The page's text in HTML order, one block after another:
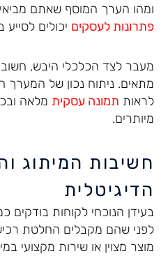
ומהו הערך המוסף שאתם
פתרונות לעסקים יכולים לסייע
מעבר לצד הכלכלי היבש, חשוב
מתאים. ניתוח נכון של
לראות תמונה עסקית מלאה
מיותרים.
חשיבות המיתוג
הדיגיטלית
בעידן הנוכחי לקוחות
לפני שהם מקבלים החלטת
מוצר מצוין או שירות מקצועי